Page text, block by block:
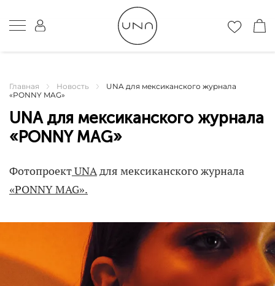
Главная Новость
UNA для мексиканского журнала
«PONNY MAG»
UNA для мексиканского журнала
«PONNY MAG»
ФотопроектUNAдля мексиканского журнала
«PONNY MAG».